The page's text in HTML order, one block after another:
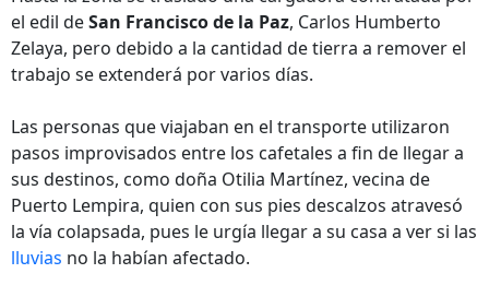
el edil deSan Francisco de la Paz, Carlos Humberto
Zelaya, pero debido a la cantidad de tierra a remover el
trabajo se extenderá por varios días.
Las personas que viajaban en el transporte utilizaron
pasos improvisados entre los cafetales a fin de llegar a
sus destinos, como doña Otilia Martínez, vecina de
Puerto Lempira, quien con sus pies descalzos atravesó
la vía colapsada, pues le urgía llegar a su casa a ver si las
lluvias no la habían afectado.